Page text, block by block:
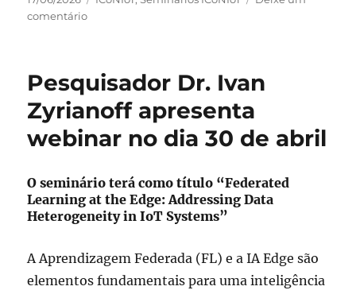
em
comentárioem
Bittencourt
webinar
dia
2
julho
Pesquisador Dr. Ivan
Zyrianoff apresenta
webinar no dia 30 de abril
O seminário terá como título “Federated
Learning at the Edge: Addressing Data
Heterogeneity in IoT Systems”
A Aprendizagem Federada (FL) e a IA Edge são
elementos fundamentais para uma inteligência